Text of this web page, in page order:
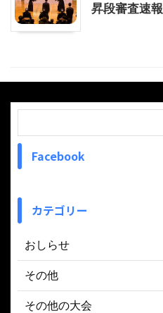
昇段審査速報
Facebook
カテゴリー
おしらせ
その他
その他の大会